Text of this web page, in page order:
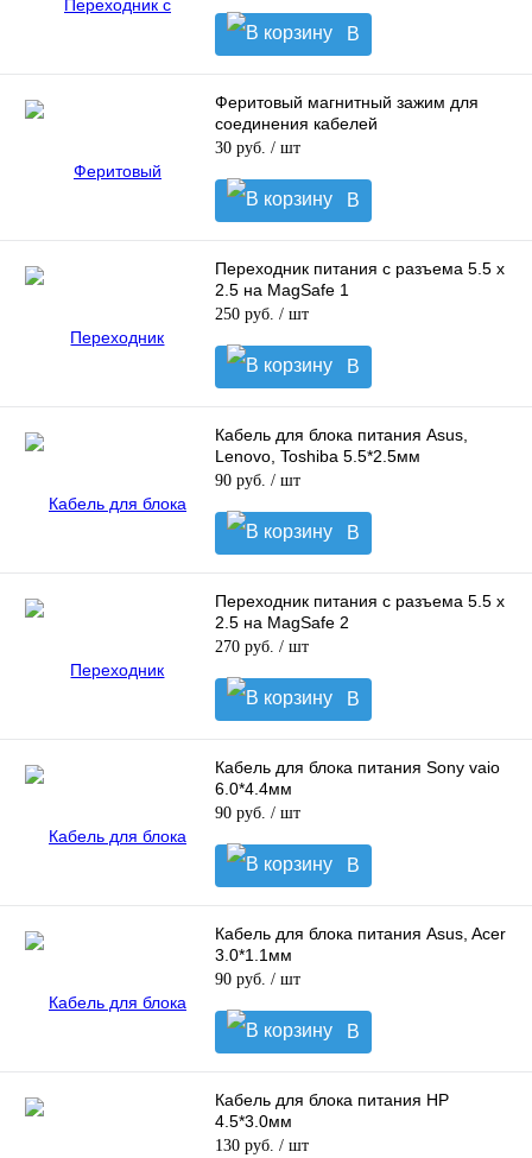
В
корзину
Феритовый магнитный зажим для
соединения кабелей
30 руб. / шт
В
корзину
Переходник питания с разъема 5.5 х
2.5 на MagSafe 1
250 руб. / шт
В
корзину
Кабель для блока питания Asus,
Lenovo, Toshiba 5.5*2.5мм
90 руб. / шт
В
корзину
Переходник питания с разъема 5.5 х
2.5 на MagSafe 2
270 руб. / шт
В
корзину
Кабель для блока питания Sony vaio
6.0*4.4мм
90 руб. / шт
В
корзину
Кабель для блока питания Asus, Acer
3.0*1.1мм
90 руб. / шт
В
корзину
Кабель для блока питания HP
4.5*3.0мм
130 руб. / шт